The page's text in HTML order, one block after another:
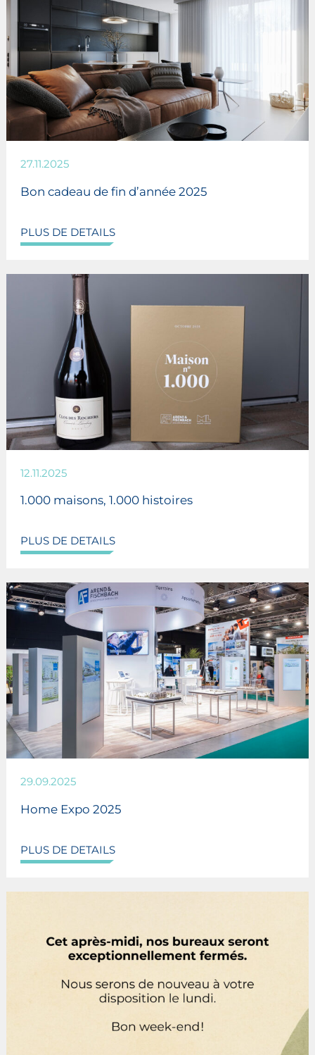
27.11.2025
Bon cadeau de fin d’année 2025
PLUS DE DETAILS
12.11.2025
1.000 maisons, 1.000 histoires
PLUS DE DETAILS
29.09.2025
Home Expo 2025
PLUS DE DETAILS